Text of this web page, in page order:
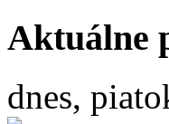
Aktuálne
dnes,